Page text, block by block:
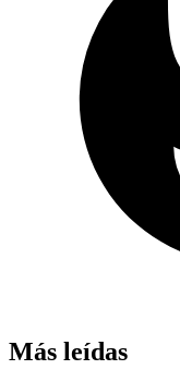
Más leídas